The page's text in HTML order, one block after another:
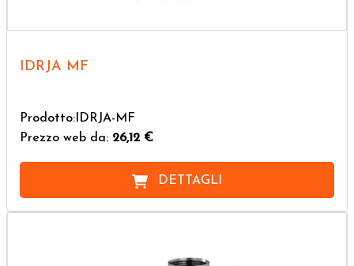
IDRJA MF
Prodotto:IDRJA-MF
Prezzo web da: 26,12 €
DETTAGLI